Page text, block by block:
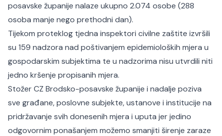
posavske županije nalaze ukupno 2.074 osobe (288
osoba manje nego prethodni dan).
Tijekom proteklog tjedna inspektori civilne zaštite izvršili
su 159 nadzora nad poštivanjem epidemioloških mjera u
gospodarskim subjektima te u nadzorima nisu utvrdili niti
jedno kršenje propisanih mjera.
Stožer CZ Brodsko-posavske županije i nadalje poziva
sve građane, poslovne subjekte, ustanove i institucije na
pridržavanje svih donesenih mjera i uputa jer jedino
odgovornim ponašanjem možemo smanjiti širenje zaraze